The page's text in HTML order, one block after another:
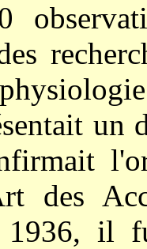
un
des
1936, il